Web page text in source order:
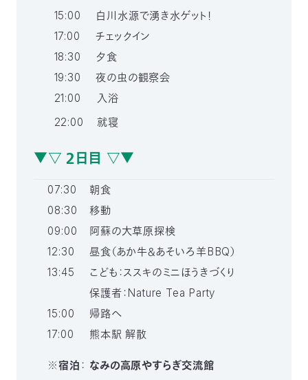
15:00
白川水源で湧き水ゲット！
17:00
チェックイン
18:30
夕食
19:30
夜の虫の観察会
21:00
入浴
22:00
就寝
▼▽ ２日目 ▽▼
07:30
朝食
08:30
移動
09:00
阿蘇の大草原探検
12:30
昼食（あか牛＆あそいろ羊BBQ）
13:45
こども：ススキのミニほうきづくり
保護者：Nature Tea Party
15:00
帰路へ
17:00
熊本駅 解散
※宿泊 ： なみの高原やすらぎ交流館